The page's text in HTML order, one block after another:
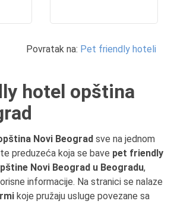
Povratak na: Pet friendly hoteli
hotel opština
Novi Beograd sve na jednom
preduzeća koja se bave pet friendly
Novi Beograd u Beogradu,
informacije. Na stranici se nalaze
koje pružaju usluge povezane sa